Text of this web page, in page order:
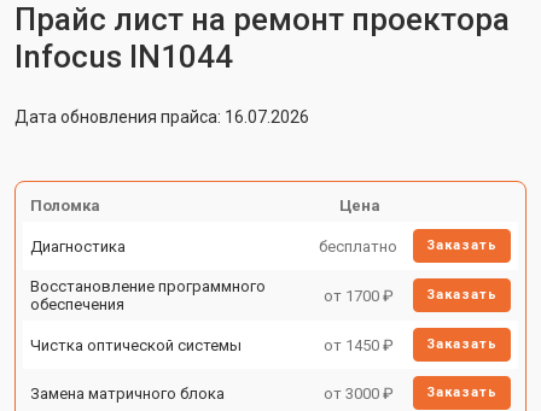
Прайс лист на ремонт проектора
Infocus IN1044
Дата обновления прайса: 16.07.2026
Поломка Цена
Диагностика бесплатно Заказать
Восстановление программного
обеспечения
от 1700 ₽ Заказать
Чистка оптической системы от 1450 ₽ Заказать
Замена матричного блока от 3000 ₽ Заказать